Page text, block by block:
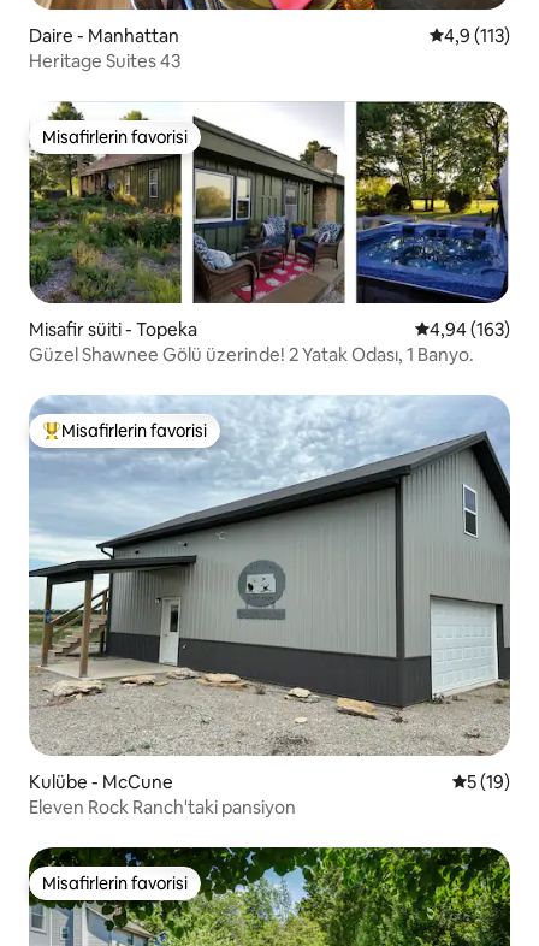
Daire - Manhattan 5 üzerinden
4,9 (113)
Heritage Suites 43
Misafirlerin favorisi
Misafirlerin favorisi
Misafir süiti - Topeka 5 üzerinden
4,94 (163)
Güzel Shawnee Gölü üzerinde! 2 Yatak Odası, 1 Banyo.
Misafirlerin favorilerinden en beğenilenler arasında
Misafirlerin favorisi
Kulübe - McCune 55 (19)
Eleven Rock Ranch'taki pansiyon
Misafirlerin favorisi
Misafirlerin favorisi